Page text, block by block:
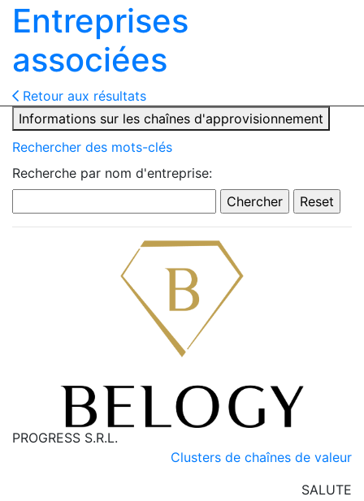
Entreprises
associées
Retour aux résultats
Informations sur les chaînes d'approvisionnement
Rechercher des mots-clés
Recherche par nom d'entreprise:
PROGRESS S.R.L.
Clusters de chaînes de valeur
SALUTE